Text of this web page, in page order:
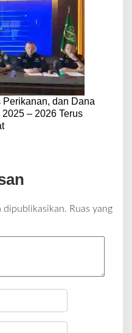
dan Dana
– 2026 Terus
dipublikasikan. Ruas yang